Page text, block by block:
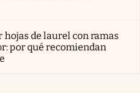
hojas de laurel con ramas
por qué recomiendan